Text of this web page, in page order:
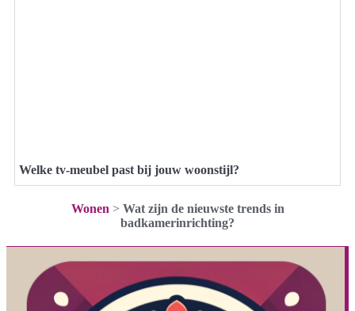
Welke tv-meubel past bij jouw woonstijl?
Wonen > Wat zijn de nieuwste trends in
badkamerinrichting?